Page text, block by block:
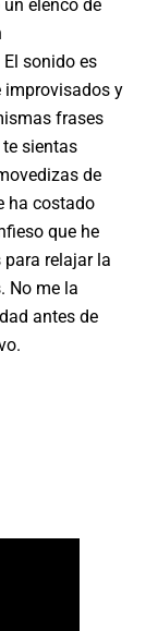
elenco de
sonido es
improvisados y
frases
sientas
de
ha costado
que he
relajar la
No me la
antes de